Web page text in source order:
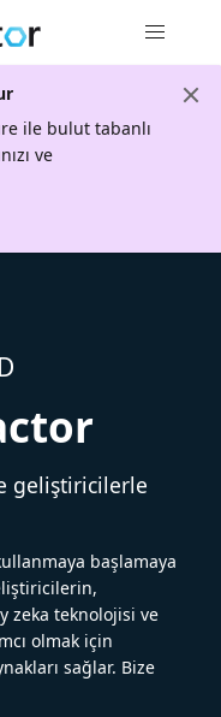
ile bulut tabanlı
ve
geliştiricilerle
başlamaya
zeka teknolojisi ve
olmak için
sağlar. Bize